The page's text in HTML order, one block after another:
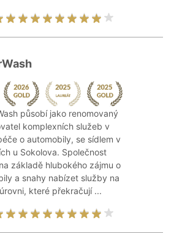
působí jako renomovaný
komplexních služeb v
o automobily, se sídlem v
u Sokolova. Společnost
základě hlubokého zájmu o
a snahy nabízet služby na
které překračují ...